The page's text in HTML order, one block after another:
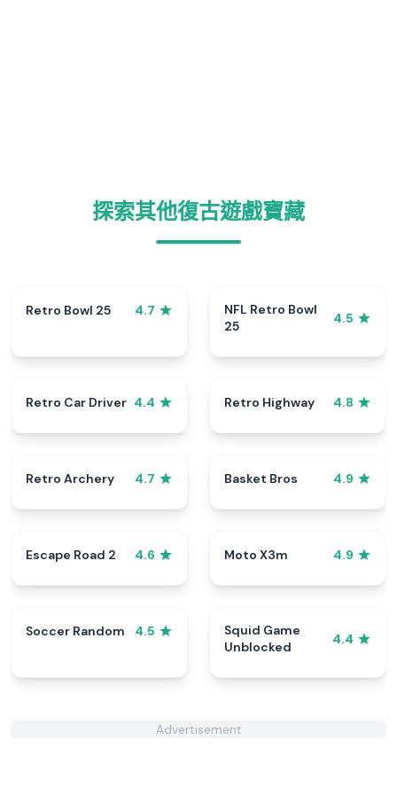
探索其他復古遊戲寶藏
Retro Bowl 25 4.7
NFL Retro Bowl
25
4.5
Retro Car Driver 4.4 Retro Highway 4.8
Retro Archery 4.7 Basket Bros 4.9
Escape Road 2 4.6 Moto X3m 4.9
Soccer Random 4.5
Squid Game
Unblocked
4.4
Advertisement